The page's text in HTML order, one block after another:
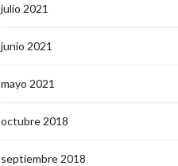
julio 2021
junio 2021
mayo 2021
octubre 2018
septiembre 2018